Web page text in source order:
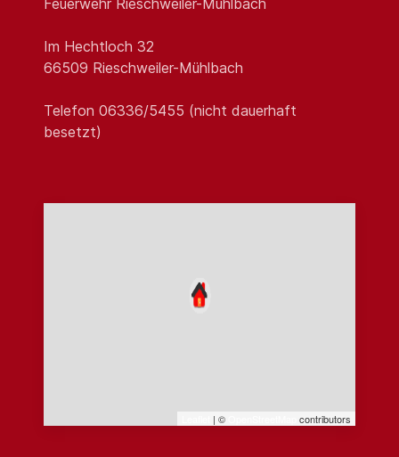
Im Hechtloch 32
66509 Rieschweiler-Mühlbach
Telefon 06336/5455 (nicht dauerhaft
besetzt)
| © contributors